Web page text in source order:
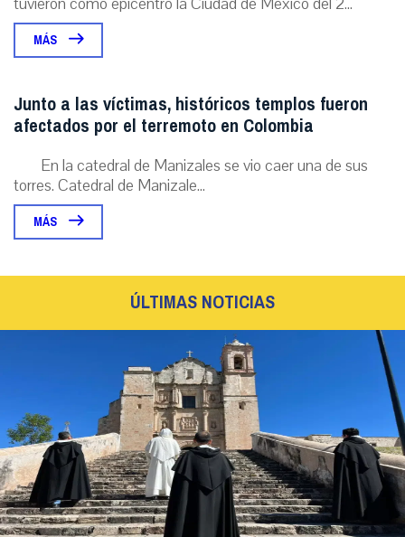
MÁS
Junto a las víctimas, históricos templos fueron
afectados por el terremoto en Colombia
En la catedral de Manizales se vio caer una de sus
torres. Catedral de Manizale...
MÁS
ÚLTIMAS NOTICIAS